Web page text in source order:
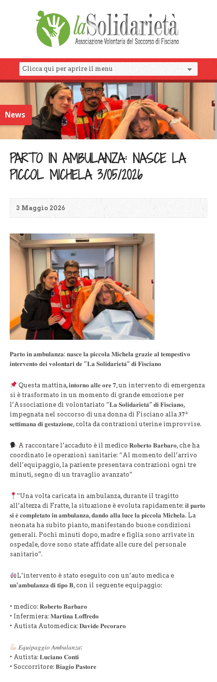
News
PARTO IN AMBULANZA: NASCE LA
PICCOL MICHELA 3/05/2026
3 Maggio 2026
𝐏𝐚𝐫𝐭𝐨 𝐢𝐧 𝐚𝐦𝐛𝐮𝐥𝐚𝐧𝐳𝐚: 𝐧𝐚𝐬𝐜𝐞 𝐥𝐚 𝐩𝐢𝐜𝐜𝐨𝐥𝐚 𝐌𝐢𝐜𝐡𝐞𝐥𝐚 𝐠𝐫𝐚𝐳𝐢𝐞 𝐚𝐥 𝐭𝐞𝐦𝐩𝐞𝐬𝐭𝐢𝐯𝐨
𝐢𝐧𝐭𝐞𝐫𝐯𝐞𝐧𝐭𝐨 𝐝𝐞𝐢 𝐯𝐨𝐥𝐨𝐧𝐭𝐚𝐫𝐢 𝐝𝐞 “𝐋𝐚 𝐒𝐨𝐥𝐢𝐝𝐚𝐫𝐢𝐞𝐭𝐚̀” 𝐝𝐢 𝐅𝐢𝐬𝐜𝐢𝐚𝐧𝐨
Questa mattina, 𝐢𝐧𝐭𝐨𝐫𝐧𝐨 𝐚𝐥𝐥𝐞 𝐨𝐫𝐞 𝟕, un intervento di emergenza
si è trasformato in un momento di grande emozione per
l’Associazione di volontariato “𝐋𝐚 𝐒𝐨𝐥𝐢𝐝𝐚𝐫𝐢𝐞𝐭𝐚̀” 𝐝𝐢 𝐅𝐢𝐬𝐜𝐢𝐚𝐧𝐨,
impegnata nel soccorso di una donna di Fisciano alla 𝟑𝟕ª
𝐬𝐞𝐭𝐭𝐢𝐦𝐚𝐧𝐚 𝐝𝐢 𝐠𝐞𝐬𝐭𝐚𝐳𝐢𝐨𝐧𝐞, colta da contrazioni uterine improvvise.
A raccontare l’accaduto è il medico 𝐑𝐨𝐛𝐞𝐫𝐭𝐨 𝐁𝐚𝐫𝐛𝐚𝐫𝐨, che ha
coordinato le operazioni sanitarie: “Al momento dell’arrivo
dell’equipaggio, la paziente presentava contrazioni ogni tre
minuti, segno di un travaglio avanzato”
”Una volta caricata in ambulanza, durante il tragitto
all’altezza di Fratte, la situazione è evoluta rapidamente: 𝐢𝐥 𝐩𝐚𝐫𝐭𝐨
𝐬𝐢 𝐞̀ 𝐜𝐨𝐦𝐩𝐥𝐞𝐭𝐚𝐭𝐨 𝐢𝐧 𝐚𝐦𝐛𝐮𝐥𝐚𝐧𝐳𝐚, 𝐝𝐚𝐧𝐝𝐨 𝐚𝐥𝐥𝐚 𝐥𝐮𝐜𝐞 𝐥𝐚 𝐩𝐢𝐜𝐜𝐨𝐥𝐚 𝐌𝐢𝐜𝐡𝐞𝐥𝐚. La
neonata ha subito pianto, manifestando buone condizioni
generali. Pochi minuti dopo, madre e figlia sono arrivate in
ospedale, dove sono state affidate alle cure del personale
sanitario”.
L’intervento è stato eseguito con un’auto medica e
𝐮𝐧’𝐚𝐦𝐛𝐮𝐥𝐚𝐧𝐳𝐚 𝐝𝐢 𝐭𝐢𝐩𝐨 𝐁, con il seguente equipaggio:
• ⁠medico: 𝐑𝐨𝐛𝐞𝐫𝐭𝐨 𝐁𝐚𝐫𝐛𝐚𝐫𝐨
• ⁠Infermiera: 𝐌𝐚𝐫𝐭𝐢𝐧𝐚 𝐋𝐨𝐟𝐟𝐫𝐞𝐝𝐨
• ⁠Autista Automedica: 𝐃𝐚𝐯𝐢𝐝𝐞 𝐏𝐞𝐜𝐨𝐫𝐚𝐫𝐨
𝐸𝑞𝑢𝑖𝑝𝑎𝑔𝑔𝑖𝑜 𝐴𝑚𝑏𝑢𝑙𝑎𝑛𝑧𝑎:
• ⁠Autista: 𝐋𝐮𝐜𝐢𝐚𝐧𝐨 𝐂𝐨𝐧𝐭𝐢
• ⁠Soccorritore: 𝐁𝐢𝐚𝐠𝐢𝐨 𝐏𝐚𝐬𝐭𝐨𝐫𝐞